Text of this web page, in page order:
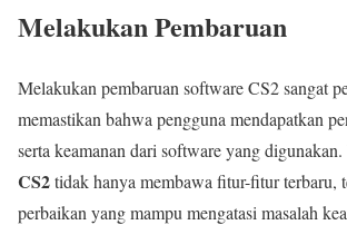
Melakukan Pembaruan
Melakukan pembaruan software CS2 sangat
memastikan bahwa pengguna mendapatkan
serta keamanan dari software yang digunakan.
CS2tidak hanya membawa fitur-fitur terbaru,
perbaikan yang mampu mengatasi masalah